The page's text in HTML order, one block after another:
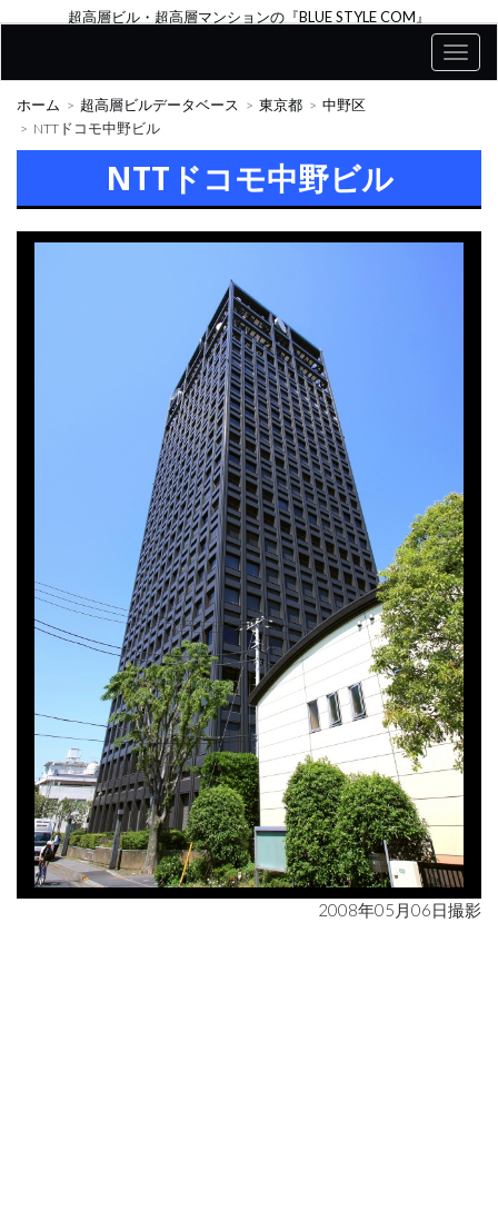
超高層ビル・超高層マンションの『BLUE STYLE COM』
ホーム 超高層ビルデータベース 東京都
中野区
NTTドコモ中野ビル
NTTドコモ中野ビル
2008年05月06日撮影